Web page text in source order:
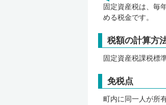
固定資産税は、毎
める税金です。
税額の計算方
固定資産税課税標
免税点
町内に同一人が所